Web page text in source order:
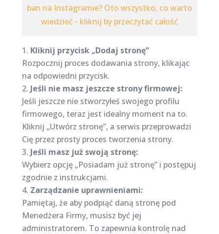
ban na Instagramie? Oto wszystko, co warto
wiedzieć - kliknij by przeczytać całość
Kliknij przycisk „Dodaj stronę”
Rozpocznij proces dodawania strony, klikając
na odpowiedni przycisk.
Jeśli nie masz jeszcze strony firmowej:
Jeśli jeszcze nie stworzyłeś swojego profilu
firmowego, teraz jest idealny moment na to.
Kliknij „Utwórz stronę”, a serwis przeprowadzi
Cię przez prosty proces tworzenia strony.
Jeśli masz już swoją stronę:
Wybierz opcję „Posiadam już stronę” i postępuj
zgodnie z instrukcjami.
Zarządzanie uprawnieniami:
Pamiętaj, że aby podpiąć daną stronę pod
Menedżera Firmy, musisz być jej
administratorem. To zapewnia kontrolę nad